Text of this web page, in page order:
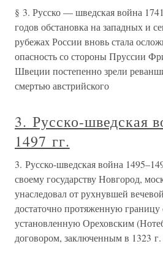
§ 3. Русско — шведская война
годов обстановка на западных и
рубежах России вновь стала
опасность со стороны Пруссии
Швеции постепенно зрели
смертью австрийского
3. Русско-шведская
1497 гг.
3. Русско-шведская война
своему государству Новгород,
унаследовал от рухнувшей
достаточно протяженную
установленную Ореховским
договором, заключенным в 1323